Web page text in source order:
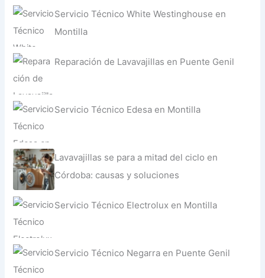
Servicio Técnico White Westinghouse en
Montilla
Reparación de Lavavajillas en Puente Genil
Servicio Técnico Edesa en Montilla
Lavavajillas se para a mitad del ciclo en
Córdoba: causas y soluciones
Servicio Técnico Electrolux en Montilla
Servicio Técnico Negarra en Puente Genil